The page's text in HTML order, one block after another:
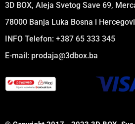
3D BOX, Aleja Svetog Save 69,
78000 Banja Luka Bosna i
INFO Telefon: +387 65 333 345
E-mail: prodaja@3dbox.ba